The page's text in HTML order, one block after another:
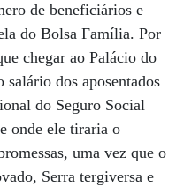
de beneficiários e
do Bolsa Família. Por
chegar ao Palácio do
dos aposentados
do Seguro Social
onde ele tiraria o
uma vez que o
Serra tergiversa e